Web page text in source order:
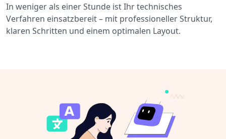
In weniger als einer Stunde ist Ihr technisches
Verfahren einsatzbereit – mit professioneller Struktur,
klaren Schritten und einem optimalen Layout.